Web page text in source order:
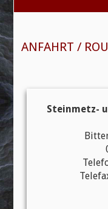
Nachfolgebörse
Kontakt /
Datenschutz
ANFAHRT /
Steinmetz-